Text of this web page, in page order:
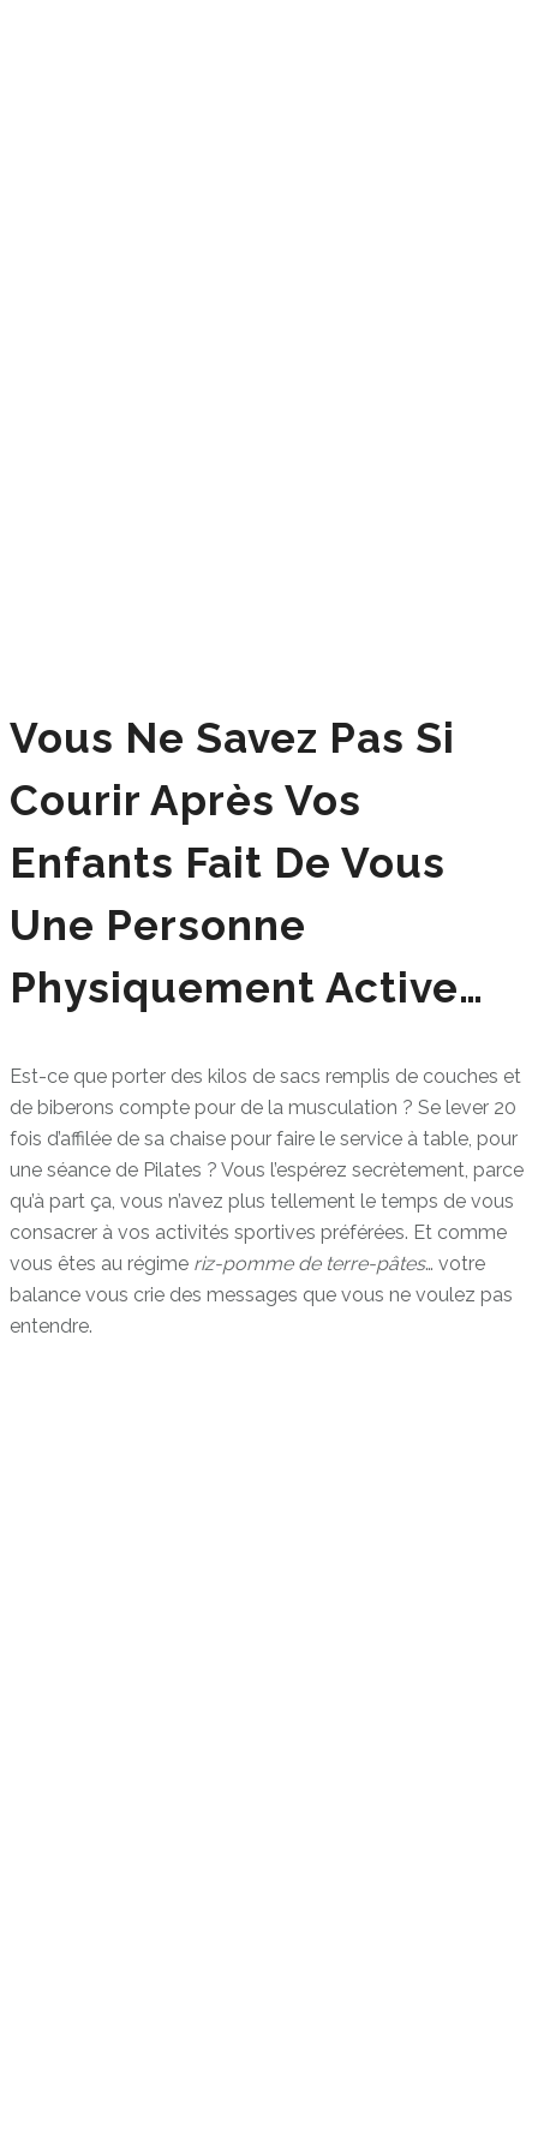
Vous Ne Savez Pas Si
Courir Après Vos
Enfants Fait De Vous
Une Personne
Physiquement Active…
Est-ce que porter des kilos de sacs remplis de couches et
de biberons compte pour de la musculation ? Se lever 20
fois d’affilée de sa chaise pour faire le service à table, pour
une séance de Pilates ? Vous l’espérez secrètement, parce
qu’à part ça, vous n’avez plus tellement le temps de vous
consacrer à vos activités sportives préférées. Et comme
vous êtes au régime riz-pomme de terre-pâtes… votre
balance vous crie des messages que vous ne voulez pas
entendre.